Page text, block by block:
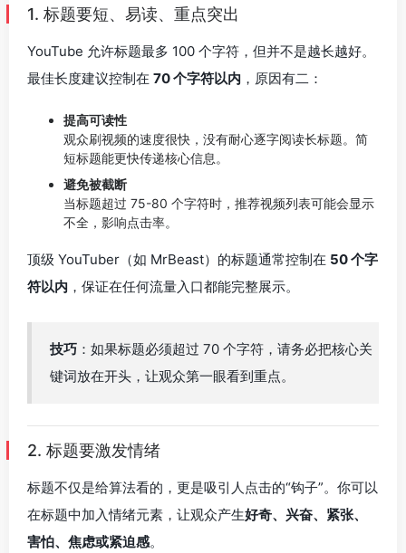
1. 标题要短、易读、重点突出
YouTube 允许标题最多 100 个字符，但并不是越长越好。
最佳长度建议控制在 70 个字符以内 ，原因有二：
提高可读性
观众刷视频的速度很快，没有耐心逐字阅读长标题。简
短标题能更快传递核心信息。
避免被截断
当标题超过 75-80 个字符时，推荐视频列表可能会显示
不全，影响点击率。
顶级 YouTuber（如 MrBeast）的标题通常控制在 50 个字
符以内 ，保证在任何流量入口都能完整展示。
技巧 ：如果标题必须超过 70 个字符，请务必把核心关
键词放在开头，让观众第一眼看到重点。
2. 标题要激发情绪
标题不仅是给算法看的，更是吸引人点击的“钩子”。你可以
在标题中加入情绪元素，让观众产生好奇、兴奋、紧张、
害怕、焦虑或紧迫感。